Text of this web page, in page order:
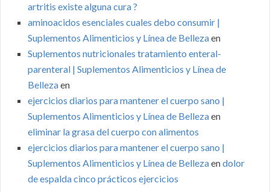
artritis existe alguna cura ?
aminoacidos esenciales cuales debo consumir |
Suplementos Alimenticios y Línea de Bellezaen
Suplementos nutricionales tratamiento enteral-
parenteral | Suplementos Alimenticios y Línea de
Bellezaen
ejercicios diarios para mantener el cuerpo sano |
Suplementos Alimenticios y Línea de Bellezaen
eliminar la grasa del cuerpo con alimentos
ejercicios diarios para mantener el cuerpo sano |
Suplementos Alimenticios y Línea de Bellezaendolor
de espalda cinco prácticos ejercicios